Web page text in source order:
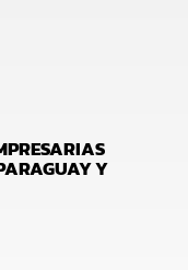
Y